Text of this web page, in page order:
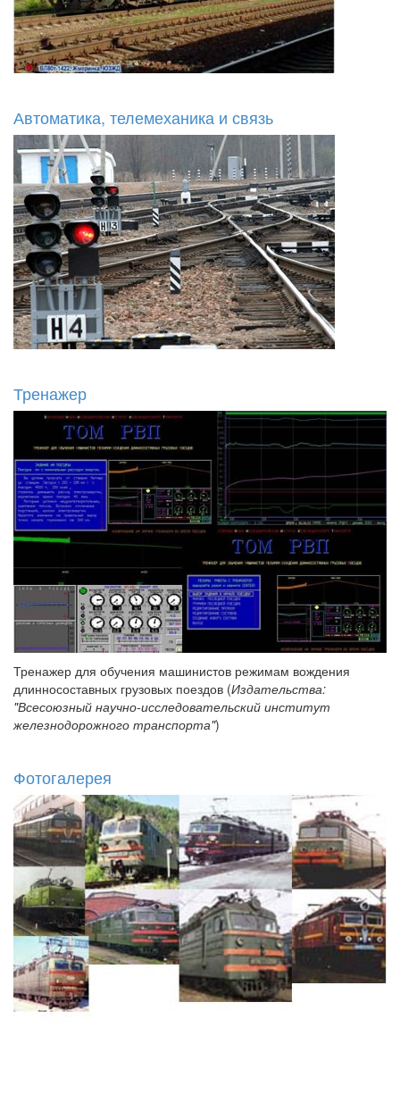
Автоматика, телемеханика и связь
Тренажер
Тренажер для обучения машинистов режимам вождения
длинносоставных грузовых поездов (Издательства:
"Всесоюзный научно-исследовательский институт
железнодорожного транспорта")
Фотогалерея